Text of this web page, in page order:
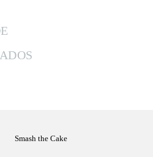
Smash the Cake